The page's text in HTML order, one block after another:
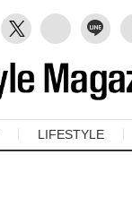
LIFESTYLE